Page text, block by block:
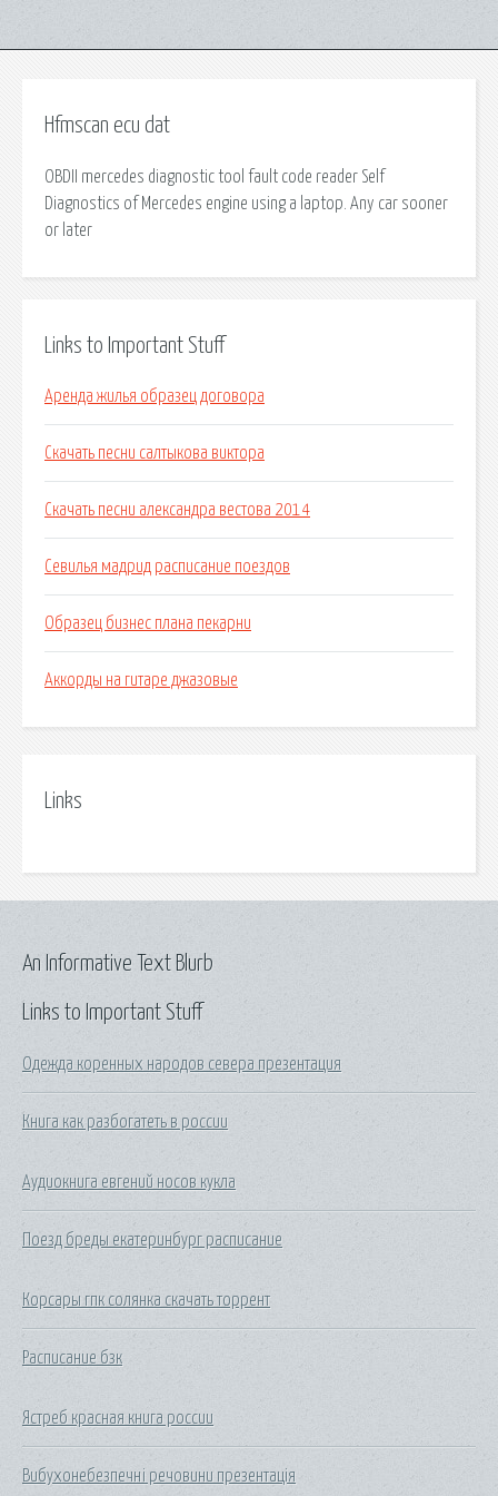
Hfmscan ecu dat
OBDII mercedes diagnostic tool fault code reader Self
Diagnostics of Mercedes engine using a laptop. Any car sooner
or later
Links to Important Stuff
Аренда жилья образец договора
Скачать песни салтыкова виктора
Скачать песни александра вестова 2014
Севилья мадрид расписание поездов
Образец бизнес плана пекарни
Аккорды на гитаре джазовые
Links
Links to Important Stuff
Одежда коренных народов севера презентация
Книга как разбогатеть в россии
Аудиокнига евгений носов кукла
Поезд бреды екатеринбург расписание
Корсары гпк солянка скачать торрент
Расписание бзк
Ястреб красная книга россии
Вибухонебезпечні речовини презентація
An Informative Text Blurb